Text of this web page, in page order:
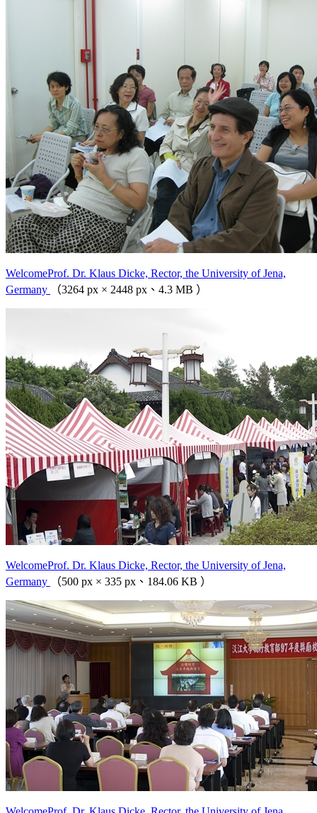
WelcomeProf. Dr. Klaus Dicke, Rector, the University of Jena,
Germany
（3264 px × 2448 px、4.3 MB ）
WelcomeProf. Dr. Klaus Dicke, Rector, the University of Jena,
Germany
（500 px × 335 px、184.06 KB ）